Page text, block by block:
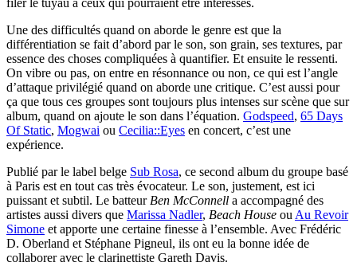
filer le tuyau à ceux qui pourraient être intéressés.
Une des difficultés quand on aborde le genre est que la
différentiation se fait d’abord par le son, son grain, ses textures, par
essence des choses compliquées à quantifier. Et ensuite le ressenti.
On vibre ou pas, on entre en résonnance ou non, ce qui est l’angle
d’attaque privilégié quand on aborde une critique. C’est aussi pour
ça que tous ces groupes sont toujours plus intenses sur scène que sur
album, quand on ajoute le son dans l’équation. Godspeed, 65 Days
Of Static, Mogwai ou Cecilia::Eyes en concert, c’est une
expérience.
Publié par le label belge Sub Rosa, ce second album du groupe basé
à Paris est en tout cas très évocateur. Le son, justement, est ici
puissant et subtil. Le batteur Ben McConnell a accompagné des
artistes aussi divers que Marissa Nadler, Beach House ou Au Revoir
Simone et apporte une certaine finesse à l’ensemble. Avec Frédéric
D. Oberland et Stéphane Pigneul, ils ont eu la bonne idée de
collaborer avec le clarinettiste Gareth Davis.